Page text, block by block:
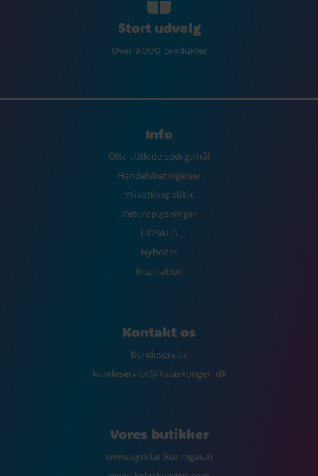
Stort udvalg
Over 9.000 produkter
Info
Ofte stillede spørgsmål
Handelsbetingelser
Privatlivspolitik
Returoplysninger
UDSALG
Nyheder
Inspiration
Kontakt os
Kundeservice
kundeservice@kalaskongen.dk
Vores butikker
www.synttarikuningas.fi